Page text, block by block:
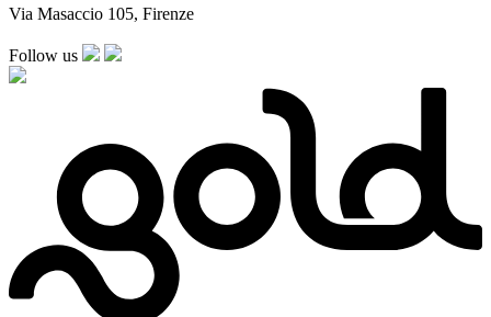
Via Masaccio 105, Firenze
Follow us